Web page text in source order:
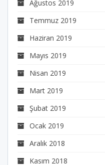
Ağustos 2019
Temmuz 2019
Haziran 2019
Mayıs 2019
Nisan 2019
Mart 2019
Şubat 2019
Ocak 2019
Aralık 2018
Kasım 2018